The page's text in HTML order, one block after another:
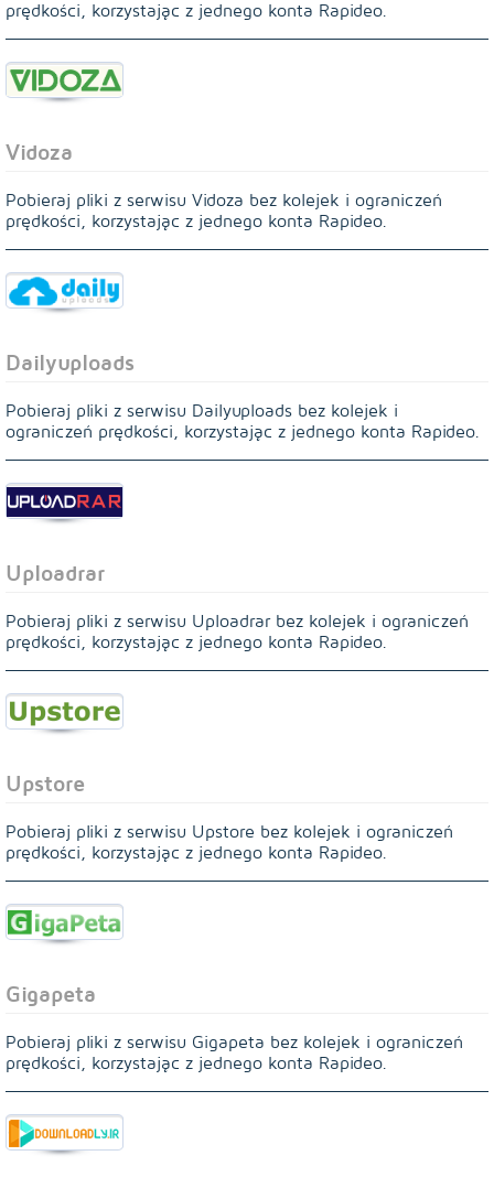
prędkości, korzystając z jednego konta Rapideo.
Vidoza
Pobieraj pliki z serwisu Vidoza bez kolejek i ograniczeń
prędkości, korzystając z jednego konta Rapideo.
Dailyuploads
Pobieraj pliki z serwisu Dailyuploads bez kolejek i
ograniczeń prędkości, korzystając z jednego konta Rapideo.
Uploadrar
Pobieraj pliki z serwisu Uploadrar bez kolejek i ograniczeń
prędkości, korzystając z jednego konta Rapideo.
Upstore
Pobieraj pliki z serwisu Upstore bez kolejek i ograniczeń
prędkości, korzystając z jednego konta Rapideo.
Gigapeta
Pobieraj pliki z serwisu Gigapeta bez kolejek i ograniczeń
prędkości, korzystając z jednego konta Rapideo.